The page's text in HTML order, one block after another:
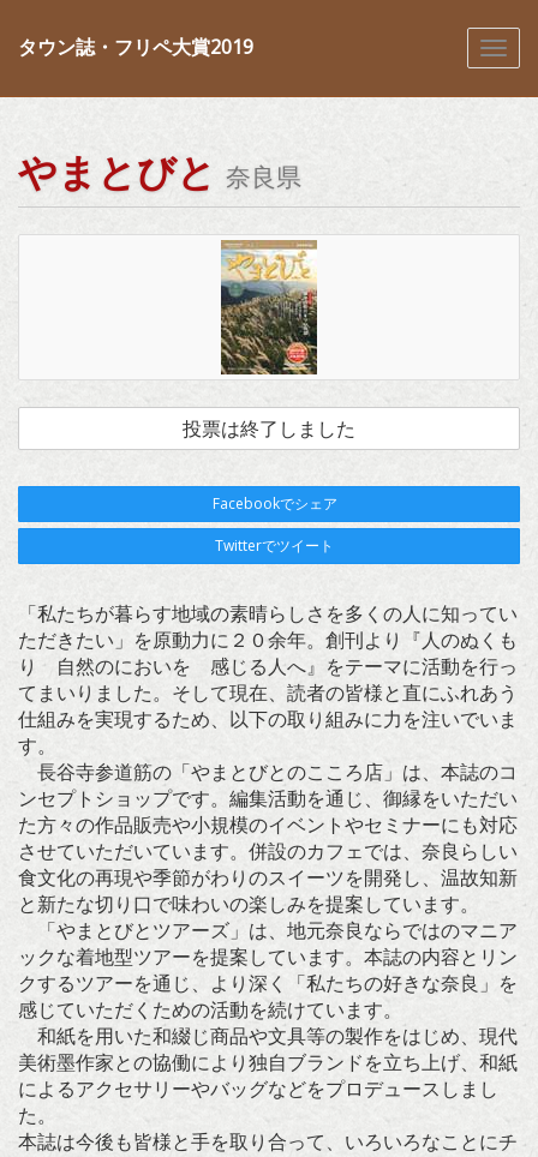
タウン誌・フリペ大賞2019
やまとびと 奈良県
投票は終了しました
Facebookでシェア
Twitterでツイート
「私たちが暮らす地域の素晴らしさを多くの人に知ってい
ただきたい」を原動力に２０余年。創刊より『人のぬくも
り 自然のにおいを 感じる人へ』をテーマに活動を行っ
てまいりました。そして現在、読者の皆様と直にふれあう
仕組みを実現するため、以下の取り組みに力を注いでいま
す。
長谷寺参道筋の「やまとびとのこころ店」は、本誌のコ
ンセプトショップです。編集活動を通じ、御縁をいただい
た方々の作品販売や小規模のイベントやセミナーにも対応
させていただいています。併設のカフェでは、奈良らしい
食文化の再現や季節がわりのスイーツを開発し、温故知新
と新たな切り口で味わいの楽しみを提案しています。
「やまとびとツアーズ」は、地元奈良ならではのマニア
ックな着地型ツアーを提案しています。本誌の内容とリン
クするツアーを通じ、より深く「私たちの好きな奈良」を
感じていただくための活動を続けています。
和紙を用いた和綴じ商品や文具等の製作をはじめ、現代
美術墨作家との協働により独自ブランドを立ち上げ、和紙
によるアクセサリーやバッグなどをプロデュースしまし
た。
本誌は今後も皆様と手を取り合って、いろいろなことにチ